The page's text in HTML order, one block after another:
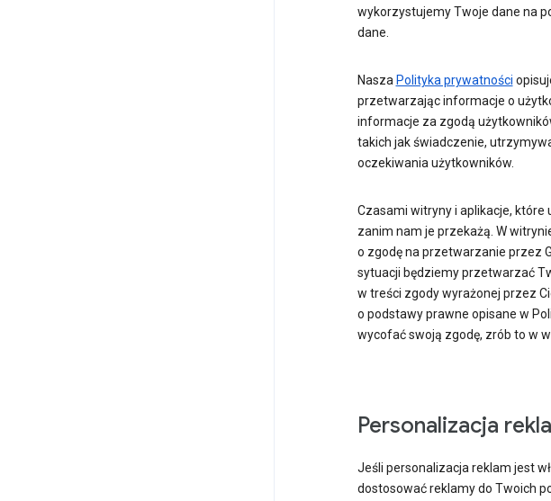
wykorzystujemy Twoje dane na
dane.
Nasza Polityka prywatności
przetwarzając informacje o
informacje za zgodą
takich jak świadczenie,
oczekiwania użytkowników.
Czasami witryny i aplikacje,
zanim nam je przekażą. W
o zgodę na przetwarzanie przez
sytuacji będziemy przetwarzać
w treści zgody wyrażonej przez
o podstawy prawne opisane w
wycofać swoją zgodę, zrób to w
Personalizacja
Jeśli personalizacja reklam jest
dostosować reklamy do Twoich